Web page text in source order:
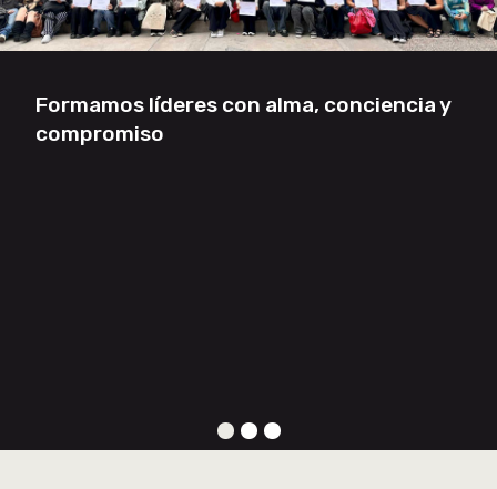
Formamos líderes con alma, conciencia y
compromiso
Previous